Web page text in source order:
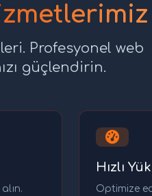
Profesyonel web
güçlendirin.
Hızlı
Optimize